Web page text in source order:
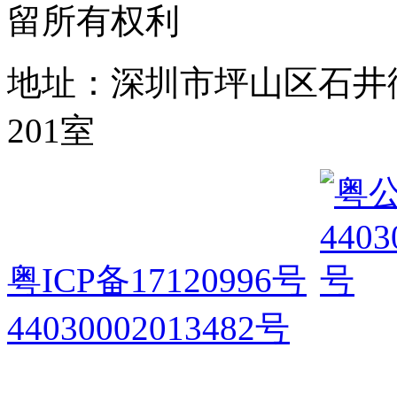
留所有权利
地址：深圳市坪山区石
201室
粤ICP备17120996号
44030002013482号